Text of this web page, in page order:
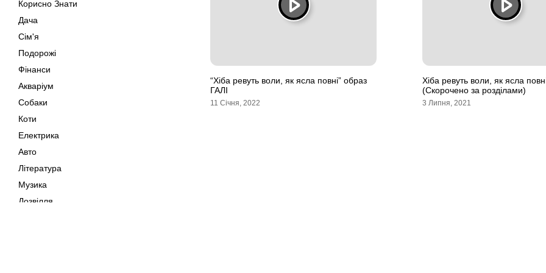
Корисно Знати
Дача
Сім'я
Подорожі
Фінанси
Акваріум
Собаки
Коти
Електрика
Авто
Література
Музика
Дозвілля
“Хіба ревуть воли, як ясла повні” образ
ГАЛІ
11 Січня, 2022
Хіба ревуть воли, як ясла
(Скорочено за розділами)
3 Липня, 2021